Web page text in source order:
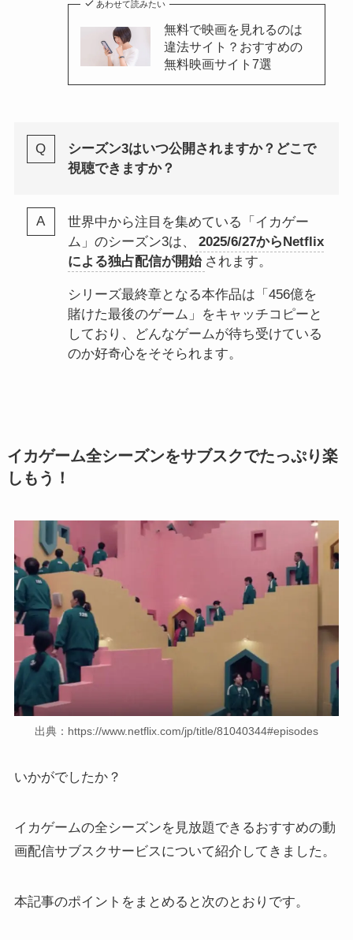
あわせて読みたい
無料で映画を見れるのは
違法サイト？おすすめの
無料映画サイト7選
シーズン3はいつ公開されますか？どこで
視聴できますか？
世界中から注目を集めている「イカゲー
ム」のシーズン3は、
2025/6/27からNetflix
による独占配信が開始 されます。
シリーズ最終章となる本作品は「456億を
賭けた最後のゲーム」をキャッチコピーと
しており、どんなゲームが待ち受けている
のか好奇心をそそられます。
イカゲーム全シーズンをサブスクでたっぷり楽
しもう！
出典：https://www.netflix.com/jp/title/81040344#episodes
いかがでしたか？
イカゲームの全シーズンを見放題できるおすすめの動
画配信サブスクサービスについて紹介してきました。
本記事のポイントをまとめると次のとおりです。